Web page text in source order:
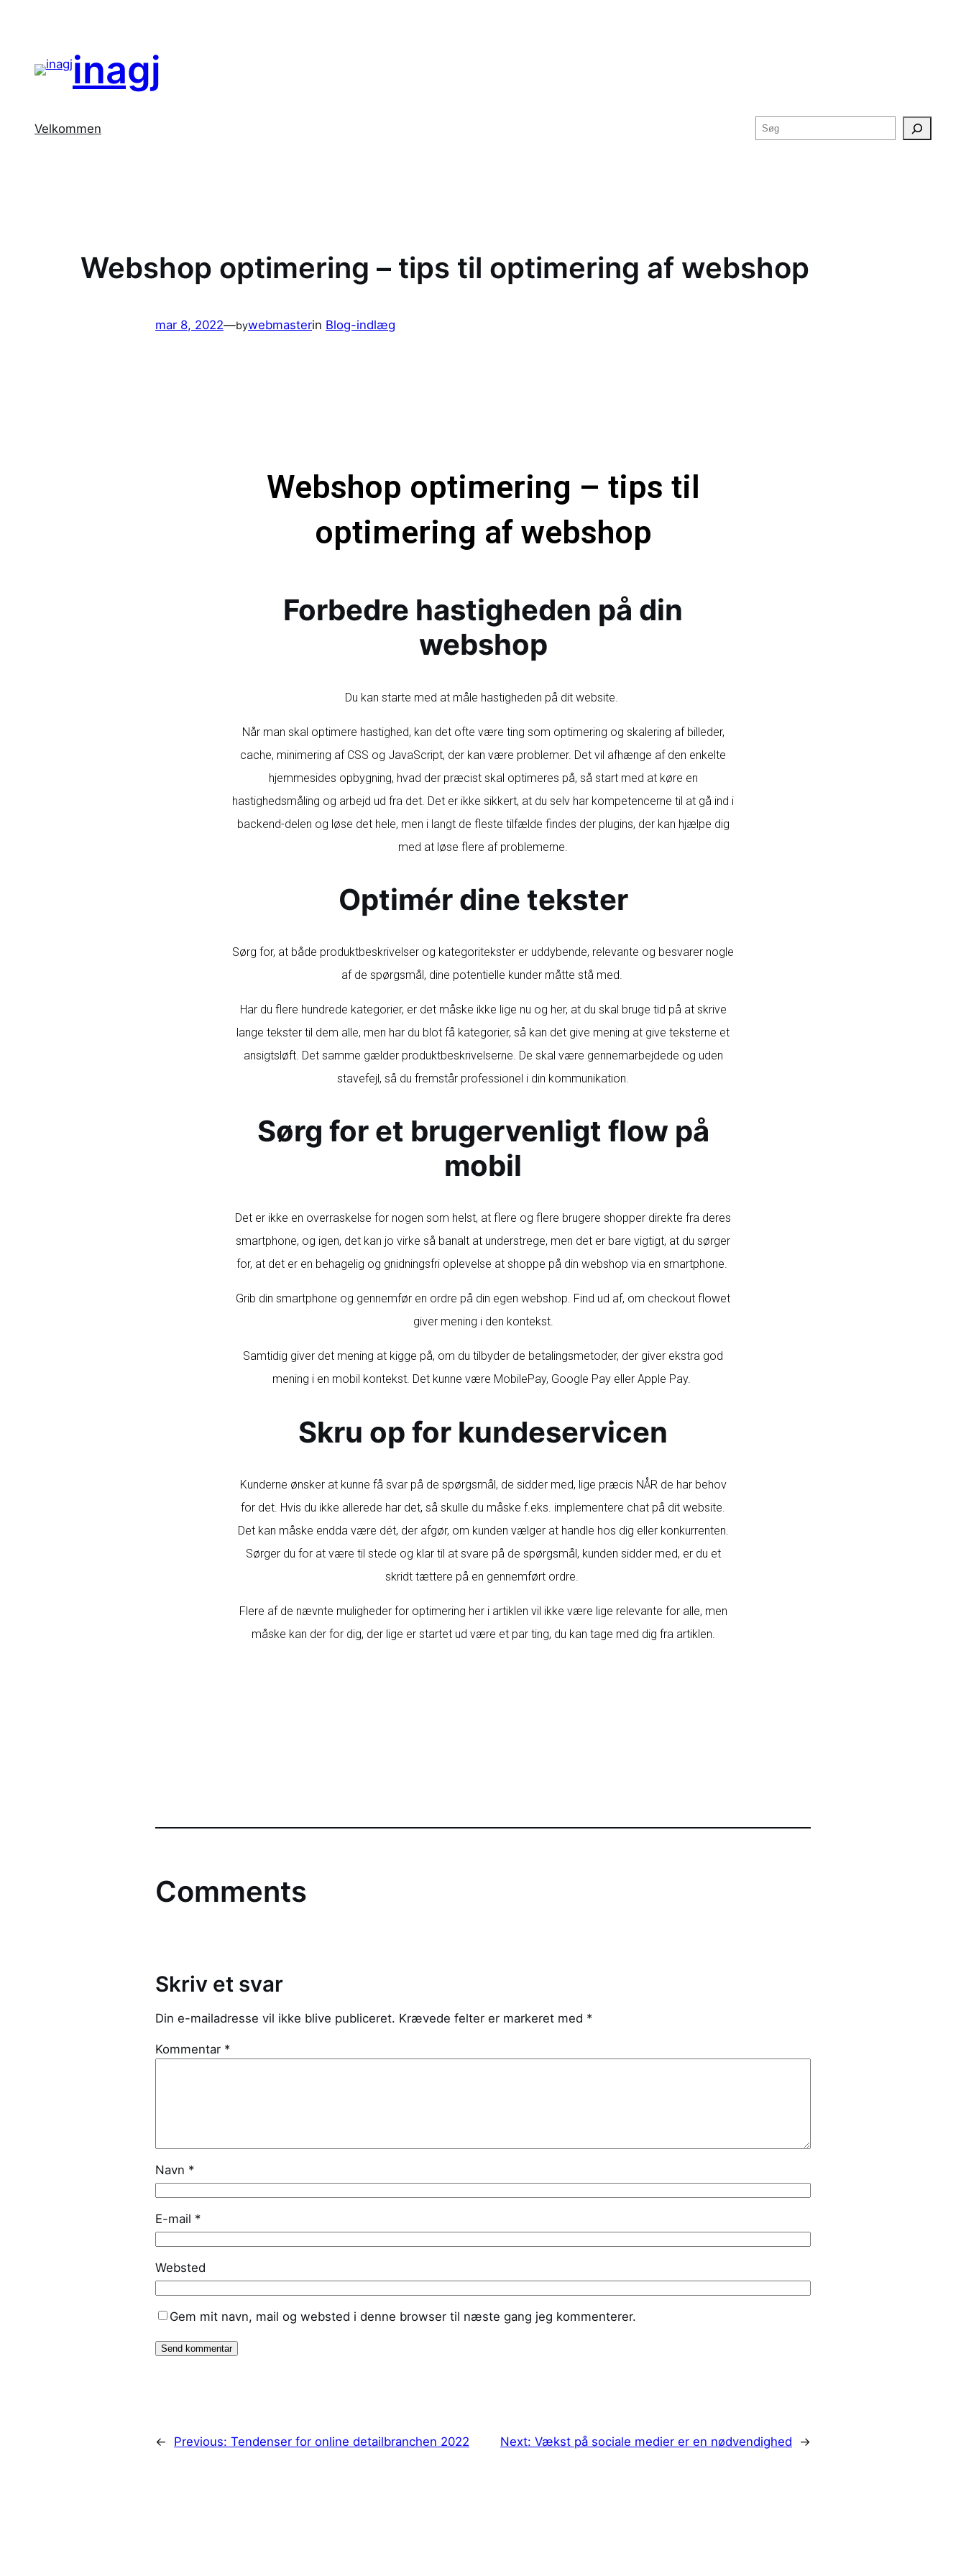
inagj
Velkommen
Webshop optimering – tips til optimering af webshop
mar 8, 2022—bywebmasterin Blog-indlæg
Webshop optimering – tips til
optimering af webshop
Forbedre hastigheden på din
webshop
Du kan starte med at måle hastigheden på dit website.
Når man skal optimere hastighed, kan det ofte være ting som optimering og skalering af billeder,
cache, minimering af CSS og JavaScript, der kan være problemer. Det vil afhænge af den enkelte
hjemmesides opbygning, hvad der præcist skal optimeres på, så start med at køre en
hastighedsmåling og arbejd ud fra det. Det er ikke sikkert, at du selv har kompetencerne til at gå ind i
backend-delen og løse det hele, men i langt de fleste tilfælde findes der plugins, der kan hjælpe dig
med at løse flere af problemerne.
Optimér dine tekster
Sørg for, at både produktbeskrivelser og kategoritekster er uddybende, relevante og besvarer nogle
af de spørgsmål, dine potentielle kunder måtte stå med.
Har du flere hundrede kategorier, er det måske ikke lige nu og her, at du skal bruge tid på at skrive
lange tekster til dem alle, men har du blot få kategorier, så kan det give mening at give teksterne et
ansigtsløft. Det samme gælder produktbeskrivelserne. De skal være gennemarbejdede og uden
stavefejl, så du fremstår professionel i din kommunikation.
Sørg for et brugervenligt flow på
mobil
Det er ikke en overraskelse for nogen som helst, at flere og flere brugere shopper direkte fra deres
smartphone, og igen, det kan jo virke så banalt at understrege, men det er bare vigtigt, at du sørger
for, at det er en behagelig og gnidningsfri oplevelse at shoppe på din webshop via en smartphone.
Grib din smartphone og gennemfør en ordre på din egen webshop. Find ud af, om checkout flowet
giver mening i den kontekst.
Samtidig giver det mening at kigge på, om du tilbyder de betalingsmetoder, der giver ekstra god
mening i en mobil kontekst. Det kunne være MobilePay, Google Pay eller Apple Pay.
Skru op for kundeservicen
Kunderne ønsker at kunne få svar på de spørgsmål, de sidder med, lige præcis NÅR de har behov
for det. Hvis du ikke allerede har det, så skulle du måske f.eks. implementere chat på dit website.
Det kan måske endda være dét, der afgør, om kunden vælger at handle hos dig eller konkurrenten.
Sørger du for at være til stede og klar til at svare på de spørgsmål, kunden sidder med, er du et
skridt tættere på en gennemført ordre.
Flere af de nævnte muligheder for optimering her i artiklen vil ikke være lige relevante for alle, men
måske kan der for dig, der lige er startet ud være et par ting, du kan tage med dig fra artiklen.
Comments
Skriv et svar
Din e-mailadresse vil ikke blive publiceret. Krævede felter er markeret med *
Kommentar *
Navn *
E-mail *
Websted
Gem mit navn, mail og websted i denne browser til næste gang jeg kommenterer.
← Previous: Tendenser for online detailbranchen 2022 Next: Vækst på sociale medier er en nødvendighed →